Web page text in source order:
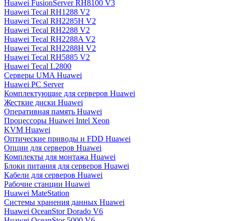
Huawei FusionServer RH8100 V3
Huawei Tecal RH1288 V2
Huawei Tecal RH2285H V2
Huawei Tecal RH2288 V2
Huawei Tecal RH2288A V2
Huawei Tecal RH2288H V2
Huawei Tecal RH5885 V2
Huawei Tecal L2800
Серверы UMA Huawei
Huawei PC Server
Комплектующие для серверов Huawei
Жесткие диски Huawei
Оперативная память Huawei
Процессоры Huawei Intel Xeon
KVM Huawei
Оптические приводы и FDD Huawei
Опции для серверов Huawei
Комплекты для монтажа Huawei
Блоки питания для серверов Huawei
Кабели для серверов Huawei
Рабочие станции Huawei
Huawei MateStation
Системы хранения данных Huawei
Huawei OceanStor Dorado V6